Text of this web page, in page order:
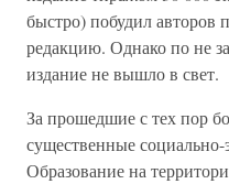
быстро) побудил авторов
редакцию. Однако по не
издание не вышло в свет.
За прошедшие с тех пор
существенные
Образование на